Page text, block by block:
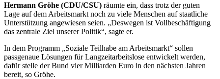
Hermann Gröhe (CDU/CSU) räumte ein, dass trotz der guten
Lage auf dem Arbeitsmarkt noch zu viele Menschen auf staatliche
Unterstützung angewiesen seien. „Deswegen ist Vollbeschäftigung
das zentrale Ziel unserer Politik“, sagte er.
In dem Programm „Soziale Teilhabe am Arbeitsmarkt“ sollen
passgenaue Lösungen für Langzeitarbeitslose entwickelt werden,
dafür stelle der Bund vier Milliarden Euro in den nächsten Jahren
bereit, so Gröhe.